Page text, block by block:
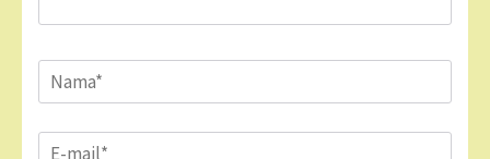
Name*
Email*